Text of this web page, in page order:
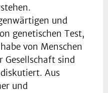
und
genetischen Test,
von Menschen
Gesellschaft sind
Aus
und